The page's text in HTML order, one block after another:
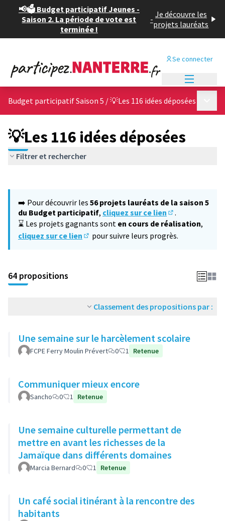
📢🗳️ Budget participatif Jeunes -
Saison 2. La période de vote est
terminée !
- Je découvre les
projets lauréats
Se connecter
Budget participatif Saison 5 /💡Les 116 idées déposées
💡Les 116 idées déposées
Filtrer et rechercher
−
➡️ Pour découvrir les 56 projets lauréats de la saison 5
du Budget participatif, cliquez sur ce lien
(S'ouvre dans
.
⌛ Les projets gagnants sont en cours de réalisation,
cliquez sur ce lien
pour suivre leurs progrès.
64 propositions
Classement des propositions par :
Une semaine sur le harcèlement scolaire
FCPE Ferry Moulin Prévert 0 1 Retenue
Communiquer mieux encore
Sancho 0 1 Retenue
Une semaine culturelle permettant de
mettre en avant les richesses de la
Jamaïque dans différents domaines
Marcia Bernard 0 1 Retenue
Un café social itinérant à la rencontre des
habitants